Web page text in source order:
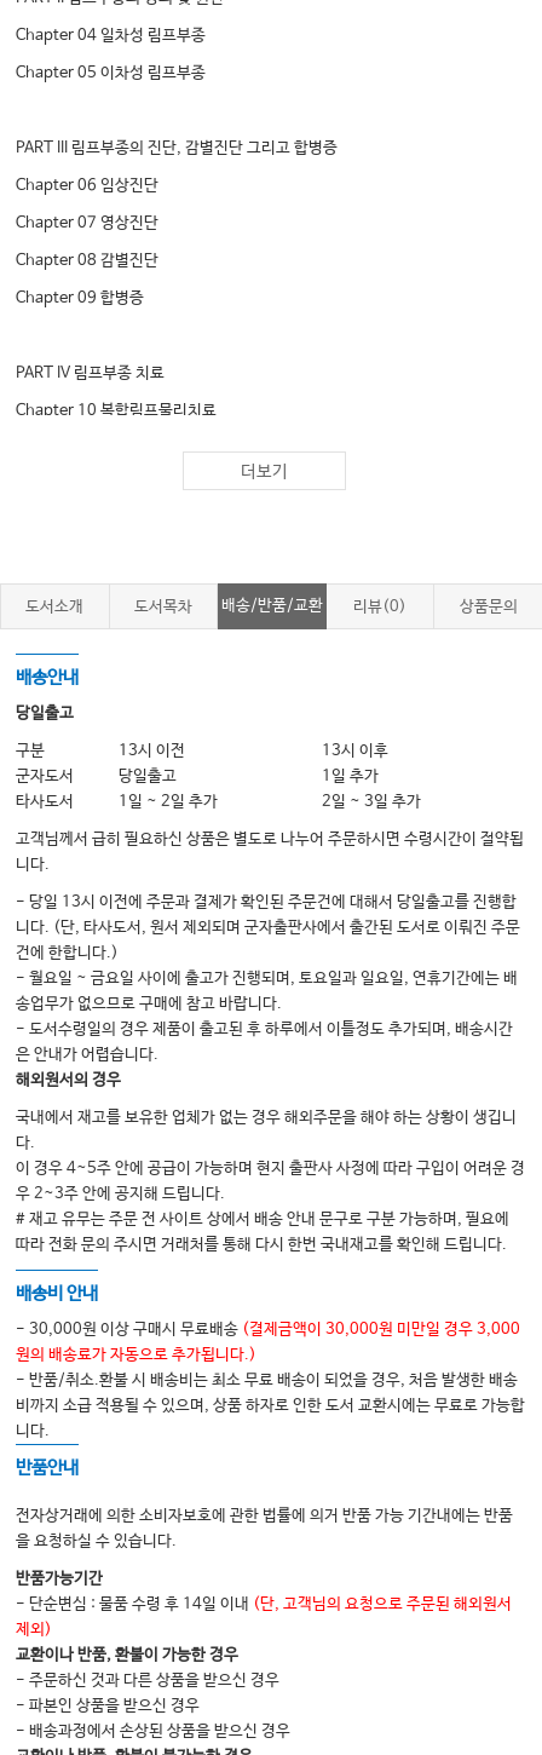
Chapter 04 일차성 림프부종
Chapter 05 이차성 림프부종
PART III 림프부종의 진단, 감별진단 그리고 합병증
Chapter 06 임상진단
Chapter 07 영상진단
Chapter 08 감별진단
Chapter 09 합병증
PART IV 림프부종 치료
Chapter 10 복합림프물리치료
Chapter 11 도수림프배출법
Chapter 12 의료적 압박치료
Chapter 15 일상생활관리
Chapter 17 림프부종의 수술적 치료
Chapter 18 환자 맞춤형 복합수술치료
PART V 림프부종 최신 동향
Chapter 20 방사선치료와 림프부종
Chapter 21 림프부종 장애평가
Chapter 22 림프부종 연구 동향
INDEX
더보기
도서소개 도서목차 배송/반품/교환 리뷰(0) 상품문의
배송안내
당일출고
구분 13시 이전
13시 이후
군자도서
당일출고
1일 추가
타사도서
1일 ~ 2일 추가 2일 ~ 3일 추가
고객님께서 급히 필요하신 상품은 별도로 나누어 주문하시면 수령시간이 절약됩
니다.
- 당일 13시 이전에 주문과 결제가 확인된 주문건에 대해서 당일출고를 진행합
니다. (단, 타사도서, 원서 제외되며 군자출판사에서 출간된 도서로 이뤄진 주문
건에 한합니다.)
- 월요일 ~ 금요일 사이에 출고가 진행되며, 토요일과 일요일, 연휴기간에는 배
송업무가 없으므로 구매에 참고 바랍니다.
- 도서수령일의 경우 제품이 출고된 후 하루에서 이틀정도 추가되며, 배송시간
은 안내가 어렵습니다.
해외원서의 경우
국내에서 재고를 보유한 업체가 없는 경우 해외주문을 해야 하는 상황이 생깁니
다.
이 경우 4~5주 안에 공급이 가능하며 현지 출판사 사정에 따라 구입이 어려운 경
우 2~3주 안에 공지해 드립니다.
# 재고 유무는 주문 전 사이트 상에서 배송 안내 문구로 구분 가능하며, 필요에
따라 전화 문의 주시면 거래처를 통해 다시 한번 국내재고를 확인해 드립니다.
배송비 안내
- 30,000원 이상 구매시 무료배송 (결제금액이 30,000원 미만일 경우 3,000
원의 배송료가 자동으로 추가됩니다.)
- 반품/취소.환불 시 배송비는 최소 무료 배송이 되었을 경우, 처음 발생한 배송
비까지 소급 적용될 수 있으며, 상품 하자로 인한 도서 교환시에는 무료로 가능합
니다.
반품안내
전자상거래에 의한 소비자보호에 관한 법률에 의거 반품 가능 기간내에는 반품
을 요청하실 수 있습니다.
반품가능기간
- 단순변심 : 물품 수령 후 14일 이내 (단, 고객님의 요청으로 주문된 해외원서
제외)
교환이나 반품, 환불이 가능한 경우
- 주문하신 것과 다른 상품을 받으신 경우
- 파본인 상품을 받으신 경우
- 배송과정에서 손상된 상품을 받으신 경우